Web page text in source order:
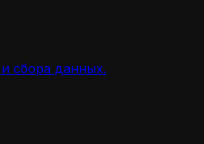
сбора данных.